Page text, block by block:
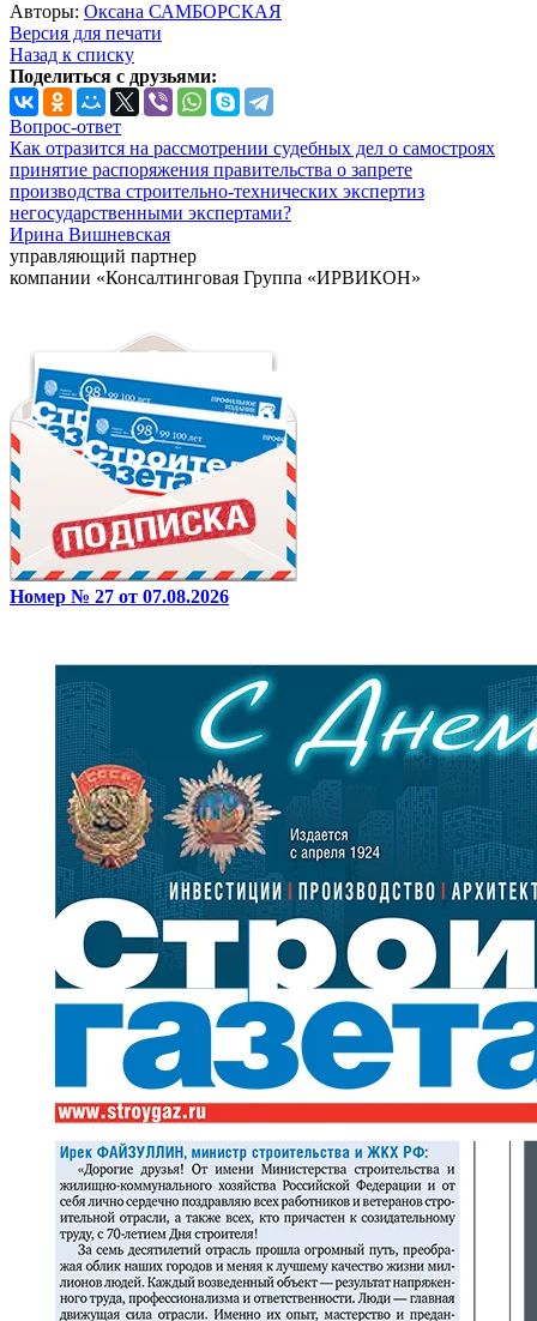
Авторы: Оксана САМБОРСКАЯ
Версия для печати
Назад к списку
Поделиться с друзьями:
Вопрос-ответ
Как отразится на рассмотрении судебных дел о самостроях
принятие распоряжения правительства о запрете
производства строительно-технических экспертиз
негосударственными экспертами?
Ирина Вишневская
управляющий партнер
компании «Консалтинговая Группа «ИРВИКОН»
Номер № 27 от 07.08.2026